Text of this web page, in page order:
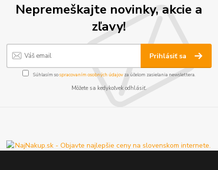
Nepremeškajte novinky, akcie a
zľavy!
Prihlásiť sa
Súhlasím sospracovaním osobných údajov za účelom zasielania newslettera.
Môžete sa kedykoľvek odhlásiť.